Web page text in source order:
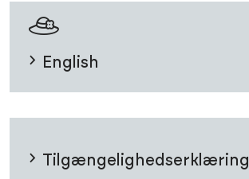
English
Tilgængelighedserklæring